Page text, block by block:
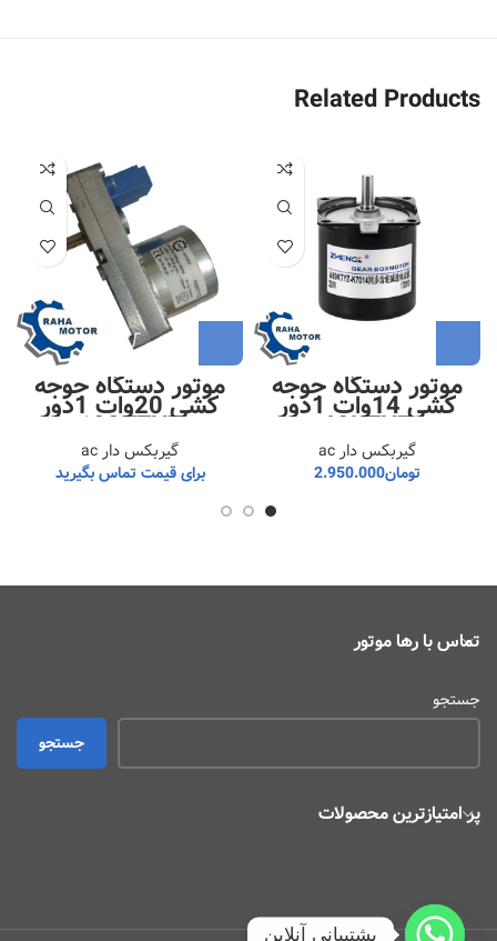
Related Products
موتور دستگاه جوجه
کشی 14وات 1دور
60KTYZ
گیربکس دار ac
تومان2.950.000
موتور دستگاه جوجه
کشی 20وات 1دور
100KTYZ
گیربکس دار ac
برای قیمت تماس بگیرید
تماس با رها موتور
جستجو
جستجو
پر امتیازترین محصولات
پشتیبانی آنلاین